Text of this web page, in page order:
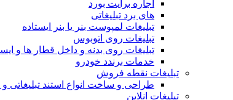
اجاره برایت بورد
های برد تبلیغاتی
تبلیغات لمپوست بنر یا بنر ایستاده
تبلیغات روی اتوبوس
تبلیغات روی بدنه و داخل قطار ها و
خدمات برندد خودرو
تبلیغات نقطه فروش
طراحی و ساخت انواع استند
تبلیغات انلاین